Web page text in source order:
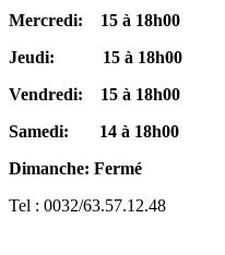
Mercredi: 15 à 18h00
Jeudi: 15 à 18h00
Vendredi: 15 à 18h00
Samedi: 14 à 18h00
Dimanche: Fermé
Tel : 0032/63.57.12.48